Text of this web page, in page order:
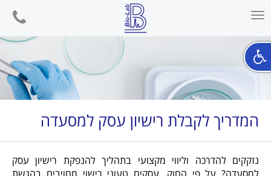
Toggle
phone
המדריך לקבלת רישיון עסק למסעדה
נזקקים להדרכה וליווי מקצועי בתהליך להנפקת רישיון עסק